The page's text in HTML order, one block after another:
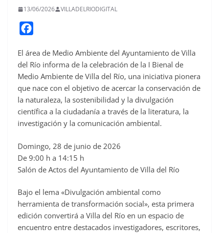
13/06/2026 VILLADELRIODIGITAL
c
e
o
o
k
El área de Medio Ambiente del Ayuntamiento de Villa
del Río informa de la celebración de la I Bienal de
Medio Ambiente de Villa del Río, una iniciativa pionera
que nace con el objetivo de acercar la conservación de
la naturaleza, la sostenibilidad y la divulgación
científica a la ciudadanía a través de la literatura, la
investigación y la comunicación ambiental.
Domingo, 28 de junio de 2026
De 9:00 h a 14:15 h
Salón de Actos del Ayuntamiento de Villa del Río
Bajo el lema «Divulgación ambiental como
herramienta de transformación social», esta primera
edición convertirá a Villa del Río en un espacio de
encuentro entre destacados investigadores, escritores,